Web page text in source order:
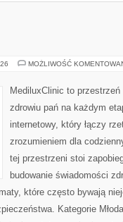
MOŻLIWOŚĆ
MediluxClinic to
zdrowiu pań na każdym
internetowy, który łączy
zrozumieniem dla
tej przestrzeni stoi
budowanie świadomości
które często bywają
Kategorie